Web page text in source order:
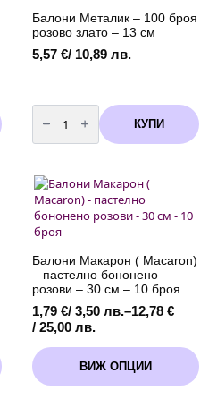
см
Балони Металик – 100 броя
розово злато – 13 см
5,57 €/ 10,89 лв.
количество
за
Балони
Металик
броя
розово
злато
-
13
см
КУПИ
Балони Макарон ( Macaron)
– пастелно бононено
розови – 30 см – 10 броя
1,79 €/ 3,50 лв.–12,78 €
/ 25,00 лв.
Price
1,79 €
/
3,50 лв.
ВИЖ ОПЦИИ
This
product
has